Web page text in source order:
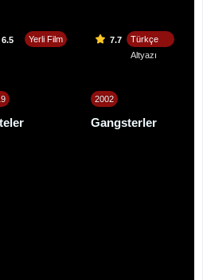
6.5 Yerli Film 7.7
Türkçe
Altyazı
2002
Gangsterler